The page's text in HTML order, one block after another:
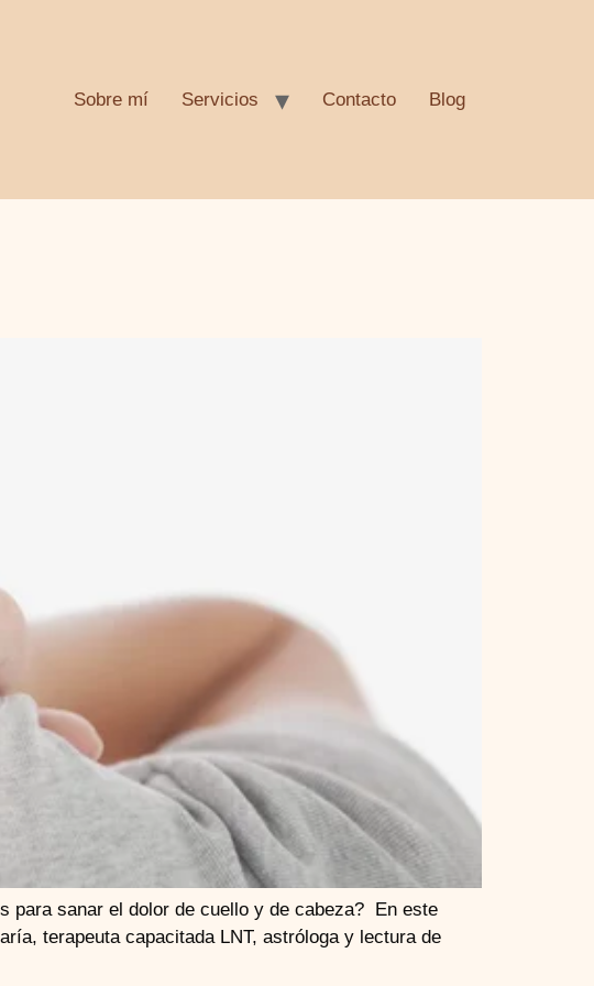
Sobre mí Servicios Contacto Blog
para sanar el dolor de cuello y de cabeza? En este
terapeuta capacitada LNT, astróloga y lectura de